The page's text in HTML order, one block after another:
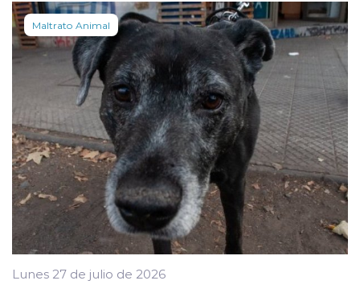
Maltrato Animal
Lunes 27 de julio de 2026